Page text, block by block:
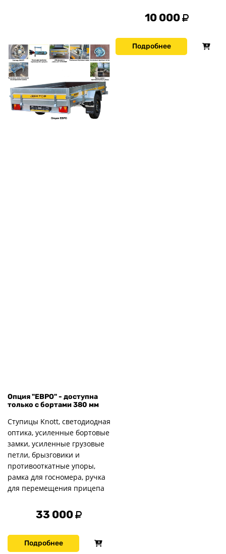
Опция "ЕВРО" - доступна
только с бортами 380 мм
Ступицы Knott, светодиодная
оптика, усиленные бортовые
замки, усиленные грузовые
петли, брызговики и
противооткатные упоры,
рамка для госномера, ручка
для перемещения прицепа
33 000
Подробнее
10 000
Подробнее